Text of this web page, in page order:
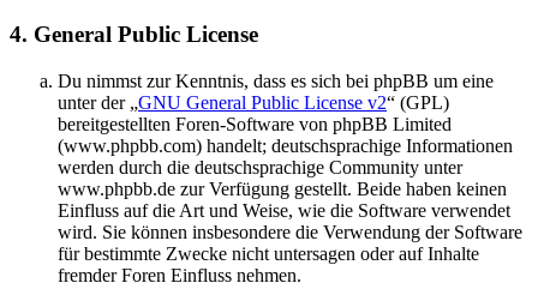
4. General Public License
Du nimmst zur Kenntnis, dass es sich bei phpBB um eine
unter der „GNU General Public License v2“ (GPL)
bereitgestellten Foren-Software von phpBB Limited
(www.phpbb.com) handelt; deutschsprachige Informationen
werden durch die deutschsprachige Community unter
www.phpbb.de zur Verfügung gestellt. Beide haben keinen
Einfluss auf die Art und Weise, wie die Software verwendet
wird. Sie können insbesondere die Verwendung der Software
für bestimmte Zwecke nicht untersagen oder auf Inhalte
fremder Foren Einfluss nehmen.